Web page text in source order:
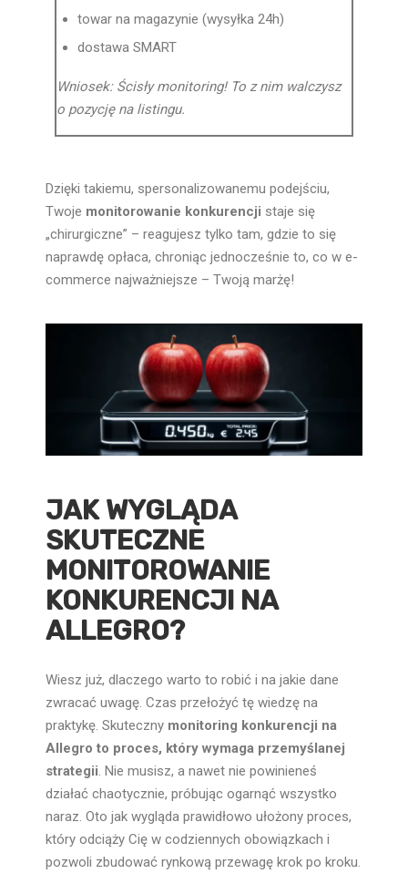
towar na magazynie (wysyłka 24h)
dostawa SMART
Wniosek: Ścisły monitoring! To z nim walczysz
o pozycję na listingu.
Dzięki takiemu, spersonalizowanemu podejściu,
Twoje monitorowanie konkurencji staje się
„chirurgiczne” – reagujesz tylko tam, gdzie to się
naprawdę opłaca, chroniąc jednocześnie to, co w e-
commerce najważniejsze – Twoją marżę!
JAK WYGLĄDA
SKUTECZNE
MONITOROWANIE
KONKURENCJI NA
ALLEGRO?
Wiesz już, dlaczego warto to robić i na jakie dane
zwracać uwagę. Czas przełożyć tę wiedzę na
praktykę. Skuteczny monitoring konkurencji na
Allegro to proces, który wymaga przemyślanej
strategii. Nie musisz, a nawet nie powinieneś
działać chaotycznie, próbując ogarnąć wszystko
naraz. Oto jak wygląda prawidłowo ułożony proces,
który odciąży Cię w codziennych obowiązkach i
pozwoli zbudować rynkową przewagę krok po kroku.